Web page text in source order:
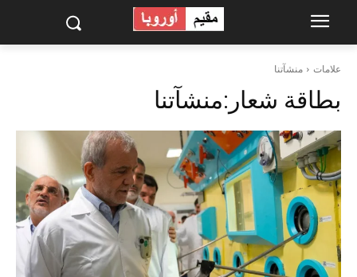
علامات منشآتنا
بطاقة شعار:منشآتنا